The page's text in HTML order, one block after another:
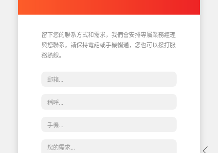
留下您的聯系方式和需求，我們會安排專屬業務經理
與您聯系。請保持電話或手機暢通，您也可以撥打服
務熱線。